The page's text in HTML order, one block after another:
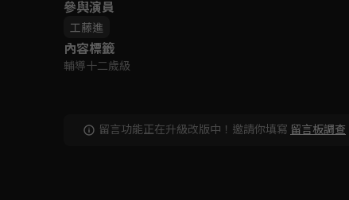
參與演員
工藤進
內容標籤
輔導十二歲級
留言功能正在升級改版中！邀請你填寫 留言板調查